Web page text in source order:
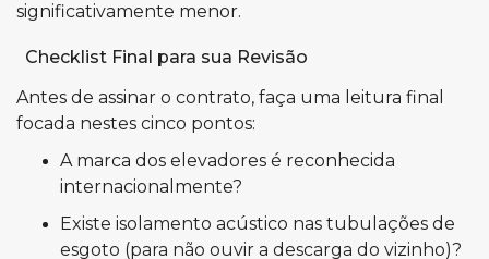
significativamente menor.
Checklist Final para sua Revisão
Antes de assinar o contrato, faça uma leitura final
focada nestes cinco pontos:
A marca dos elevadores é reconhecida
internacionalmente?
Existe isolamento acústico nas tubulações de
esgoto (para não ouvir a descarga do vizinho)?